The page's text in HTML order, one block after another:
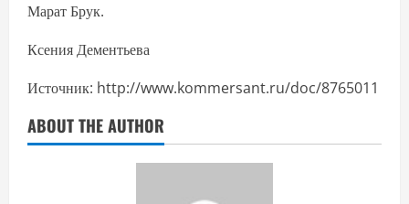
Марат Брук.
Ксения Дементьева
Источник: http://www.kommersant.ru/doc/8765011
ABOUT THE AUTHOR